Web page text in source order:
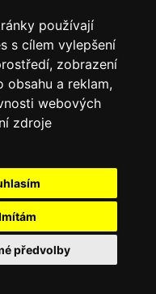
používají
s cílem vylepšení
zobrazení
obsahu a reklam,
webových
zdroje
předvolby
2026 eProgress s.r.o.
známka společnosti